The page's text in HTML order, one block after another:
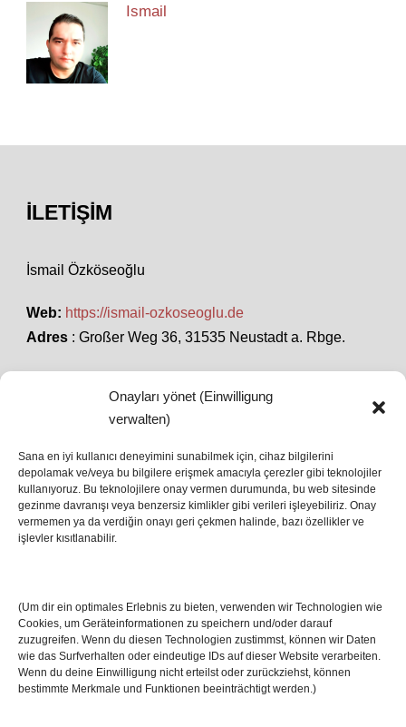
Onayları yönet (Einwilligung
verwalten)
Sana en iyi kullanıcı deneyimini sunabilmek için, cihaz bilgilerini
depolamak ve/veya bu bilgilere erişmek amacıyla çerezler gibi teknolojiler
kullanıyoruz. Bu teknolojilere onay vermen durumunda, bu web sitesinde
gezinme davranışı veya benzersiz kimlikler gibi verileri işleyebiliriz. Onay
vermemen ya da verdiğin onayı geri çekmen halinde, bazı özellikler ve
işlevler kısıtlanabilir.
(Um dir ein optimales Erlebnis zu bieten, verwenden wir Technologien wie
Cookies, um Geräteinformationen zu speichern und/oder darauf
zuzugreifen. Wenn du diesen Technologien zustimmst, können wir Daten
wie das Surfverhalten oder eindeutige IDs auf dieser Website verarbeiten.
Wenn du deine Einwilligung nicht erteilst oder zurückziehst, können
bestimmte Merkmale und Funktionen beeinträchtigt werden.)
Ismail
İLETIŞIM
İsmail Özköseoğlu
Web: https://ismail-ozkoseoglu.de
Adres : Großer Weg 36, 31535 Neustadt a. Rbge.
SON HABERLER
İstanbul’da Avrupa Ligi Finali: Freiburg ve Aston
Villa Boğaz’da Tarih Yazmaya Hazırlanıyor
08 May 2026
17 Nis 2026